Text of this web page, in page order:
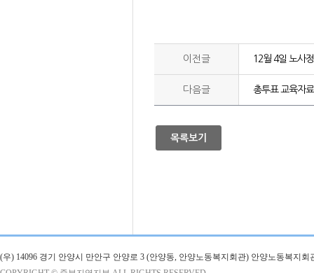
이전글 12월 4일 노사
다음글 총투표 교육자
목록보기
(우) 14096 경기 안양시 만안구 안양로 3 (안양동, 안양노동복지회관) 안양노동복지회